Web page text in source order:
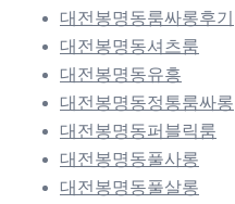
대전봉명동룸싸롱후기
대전봉명동셔츠룸
대전봉명동유흥
대전봉명동정통룸싸롱
대전봉명동퍼블릭룸
대전봉명동풀사롱
대전봉명동풀살롱